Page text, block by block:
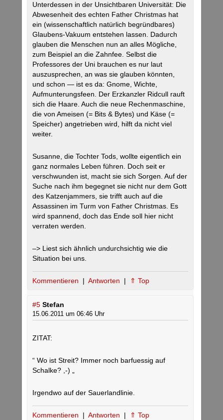
Unterdessen in der Unsichtbaren Universität: Die
Abwesenheit des echten Father Christmas hat
ein (wissenschaftlich natürlich begründbares)
Glaubens-Vakuum entstehen lassen. Dadurch
glauben die Menschen nun an alles Mögliche,
zum Beispiel an die Zahnfee. Selbst die
Professores der Uni brauchen es nur laut
auszusprechen, an was sie glauben könnten,
und schon — ist es da: Gnome, Wichte,
Aufmunterungsfeen. Der Erzkanzler Ridcull rauft
sich die Haare. Auch die neue Rechenmaschine,
die von Ameisen (= Bits & Bytes) und Käse (=
Speicher) angetrieben wird, hilft da nicht viel
weiter.
Susanne, die Tochter Tods, wollte eigentlich ein
ganz normales Leben führen. Doch seit er
verschwunden ist, macht sie sich Sorgen. Auf der
Suche nach ihm begegnet sie nicht nur dem Gott
des Katzenjammers, sie trifft auch auf die
Assassinen im Turm von Father Christmas. Es
wird spannend, doch das Ende soll hier nicht
verraten werden.
–> Liest sich ähnlich undurchsichtig wie die
Situation bei uns.
Kommentieren | Antworten | ⇑ Top
#5 Stefan
15.06.2011 um 06:46 Uhr
ZITAT:
“ Wo ist Streit? Immer noch barfuessig auf
Schalke? ,-) „
Irgendwo auf der Sauerlandlinie.
Kommentieren | Antworten | ⇑ Top